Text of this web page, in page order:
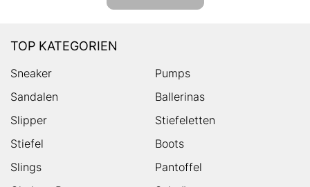
TOP KATEGORIEN
Sneaker
Pumps
Sandalen
Ballerinas
Slipper
Stiefeletten
Stiefel
Boots
Slings
Pantoffel